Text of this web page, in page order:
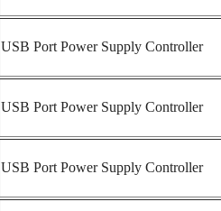
USB Port Power Supply Controller
USB Port Power Supply Controller
USB Port Power Supply Controller